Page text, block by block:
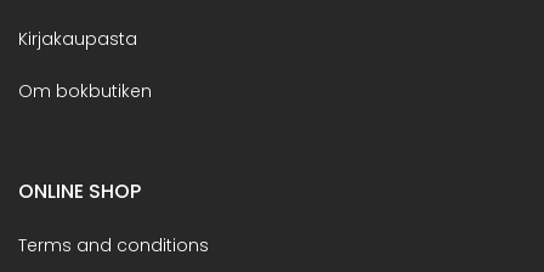
Kirjakaupasta
Om bokbutiken
ONLINE SHOP
Terms and conditions